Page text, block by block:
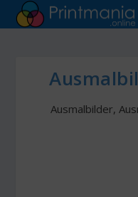
Ausmalbilder,